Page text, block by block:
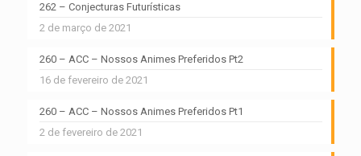
262 – Conjecturas Futurísticas
2 de março de 2021
260 – ACC – Nossos Animes Preferidos Pt2
16 de fevereiro de 2021
260 – ACC – Nossos Animes Preferidos Pt1
2 de fevereiro de 2021